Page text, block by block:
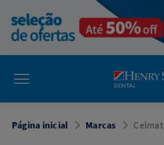
Dental
Cremer -
Henry Schein
Laboratório
Laboratório
emDental
Página inicial Marcas Celmat